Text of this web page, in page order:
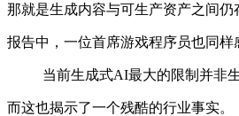
那就是生成内容与可生产资产之间仍
报告中，一位首席游戏程序员也同样
当前生成式AI最大的限制并非
而这也揭示了一个残酷的行业事实。